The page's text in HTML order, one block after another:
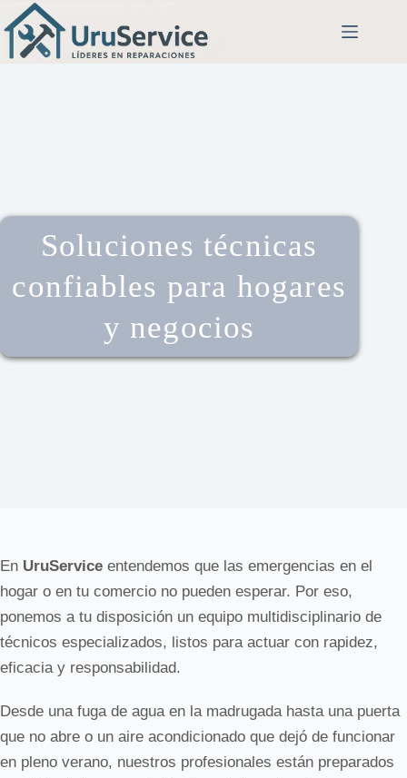
Soluciones técnicas
confiables para hogares
y negocios
En UruService entendemos que las emergencias en el
hogar o en tu comercio no pueden esperar. Por eso,
ponemos a tu disposición un equipo multidisciplinario de
técnicos especializados, listos para actuar con rapidez,
eficacia y responsabilidad.
Desde una fuga de agua en la madrugada hasta una puerta
que no abre o un aire acondicionado que dejó de funcionar
en pleno verano, nuestros profesionales están preparados